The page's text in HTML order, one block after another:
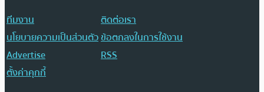
ทีมงาน
ติดต่อเรา
นโยบายความเป็นส่วนตัวข้อตกลงในการใช้งาน
Advertise
RSS
ตั้งค่าคุกกี้